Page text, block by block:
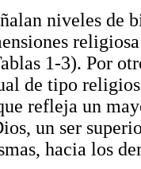
niveles de
1-3). Por
de tipo
refleja un
un ser
hacia los